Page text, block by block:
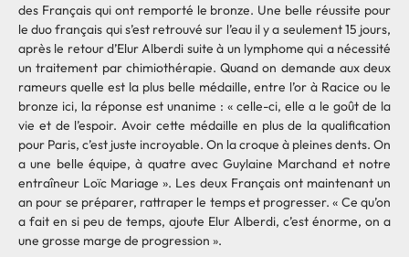
des Français qui ont remporté le bronze. Une belle réussite pour
le duo français qui s’est retrouvé sur l’eau il y a seulement 15 jours,
après le retour d’Elur Alberdi suite à un lymphome qui a nécessité
un traitement par chimiothérapie. Quand on demande aux deux
rameurs quelle est la plus belle médaille, entre l’or à Racice ou le
bronze ici, la réponse est unanime : « celle-ci, elle a le goût de la
vie et de l’espoir. Avoir cette médaille en plus de la qualification
pour Paris, c’est juste incroyable. On la croque à pleines dents. On
a une belle équipe, à quatre avec Guylaine Marchand et notre
entraîneur Loïc Mariage ». Les deux Français ont maintenant un
an pour se préparer, rattraper le temps et progresser. « Ce qu’on
a fait en si peu de temps, ajoute Elur Alberdi, c’est énorme, on a
une grosse marge de progression ».